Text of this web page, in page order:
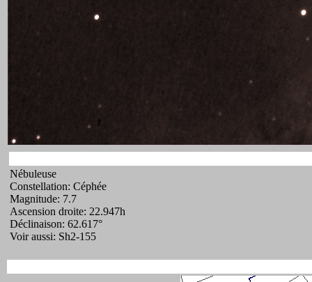
Nébuleuse
Constellation: Céphée
Magnitude: 7.7
Ascension droite: 22.947h
Déclinaison: 62.617°
Voir aussi: Sh2-155